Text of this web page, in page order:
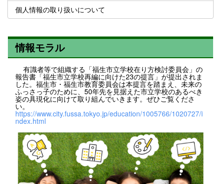
個人情報の取り扱いについて
情報モラル
有識者等で組織する「福生市立学校在り方検討委員会」の
報告書「福生市立学校再編に向けた23の提言」が提出されま
した。福生市・福生市教育委員会は本提言を踏まえ、未来の
ふっさっ子のために、50年先を見据えた市立学校のあるべき
姿の具現化に向けて取り組んでいきます。ぜひご覧くださ
い。
https://www.city.fussa.tokyo.jp/education/1005766/1020727/i
ndex.html